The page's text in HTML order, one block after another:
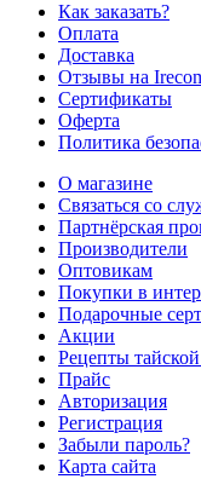
Как заказать?
Оплата
Доставка
Отзывы на
Сертификаты
Оферта
Политика
О магазине
Связаться со
Партнёрская
Производители
Оптовикам
Покупки в
Подарочные
Акции
Рецепты
Прайс
Авторизация
Регистрация
Забыли пароль?
Карта сайта